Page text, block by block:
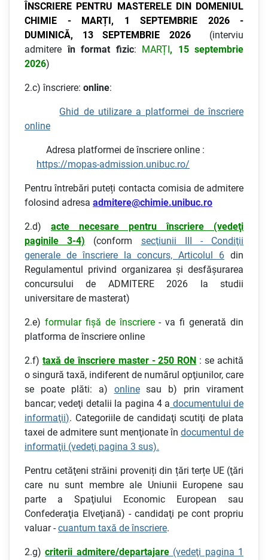
ÎNSCRIERE PENTRU MASTERELE DIN DOMENIUL
CHIMIE - MARȚI, 1 SEPTEMBRIE 2026 -
DUMINICĂ, 13 SEPTEMBRIE 2026
(interviu
admitereîn format fizic: MARȚI , 15 septembrie
2026)
2.c) înscriere: online:
Ghid de utilizare a platformei de înscriere
online
Adresa platformei de înscriere online :
https://mopas-admission.unibuc.ro/
Pentru întrebări puteți contacta comisia de admitere
folosind adresa admitere@chimie.unibuc.ro
2.d) acte necesare pentru înscriere (vedeţi
paginile 3-4)
(conform secţiunii III - Condiţii
generale de înscriere la concurs, Articolul 6 din
Regulamentul privind organizarea şi desfăşurarea
concursului de ADMITERE 2026 la studii
universitare de masterat)
2.e) formular fişă de înscriere- va fi generată din
platforma de înscriere online
2.f) taxă de înscriere master - 250 RON : se achită
o singură taxă, indiferent de numărul opţiunilor, care
se poate plăti: a) onlinesau b) prin virament
bancar; vedeţi detalii la pagina 4 a documentului de
informaţii). Categoriile de candidaţi scutiţi de plata
taxei de admitere sunt menţionate în documentul de
informaţii (vedeţi pagina 3 sus).
Pentru cetăţeni străini proveniți din țări terțe UE (ţări
care nu sunt membre ale Uniunii Europene sau
parte a Spaţiului Economic European sau
Confederaţia Elveţiană) - candidaţi pe cont propriu
valuar -cuantum taxă de înscriere.
2.g)criterii admitere/departajare (vedeţi pagina 1